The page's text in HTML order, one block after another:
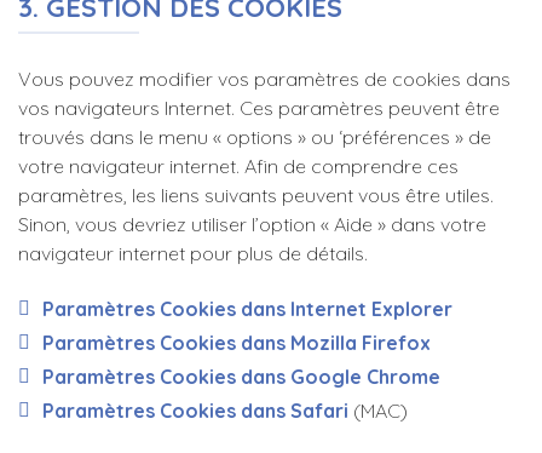
3. GESTION DES COOKIES
Vous pouvez modifier vos paramètres de cookies dans
vos navigateurs Internet. Ces paramètres peuvent être
trouvés dans le menu « options » ou ‘préférences » de
votre navigateur internet. Afin de comprendre ces
paramètres, les liens suivants peuvent vous être utiles.
Sinon, vous devriez utiliser l’option « Aide » dans votre
navigateur internet pour plus de détails.
Paramètres Cookies dans Internet Explorer
Paramètres Cookies dans Mozilla Firefox
Paramètres Cookies dans Google Chrome
Paramètres Cookies dans Safari (MAC)